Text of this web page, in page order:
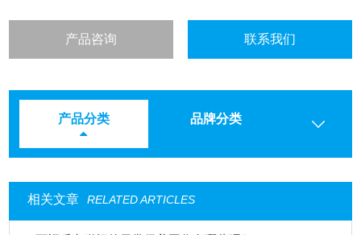
产品咨询 联系我们
产品分类 品牌分类
相关文章 RELATED ARTICLES